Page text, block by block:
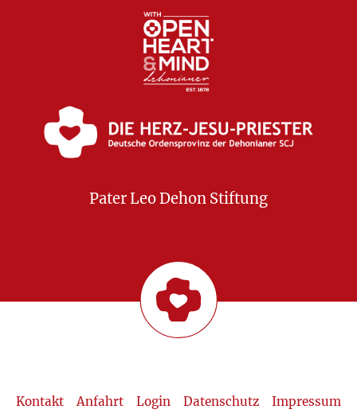
Pater Leo Dehon Stiftung
Kontakt Anfahrt Login Datenschutz Impressum